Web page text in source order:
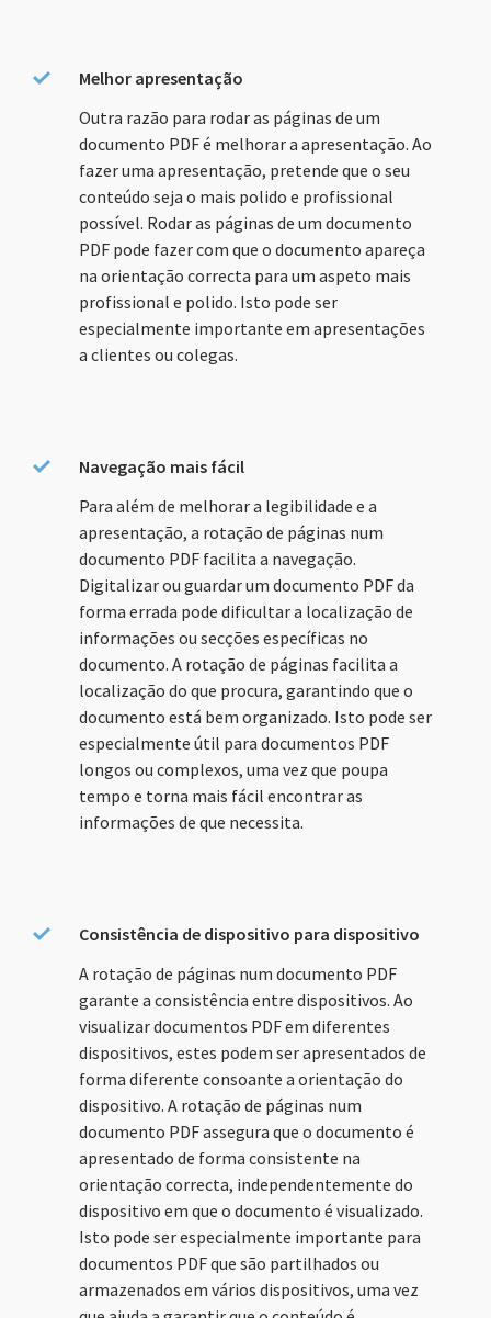
Melhor apresentação
Outra razão para rodar as páginas de um
documento PDF é melhorar a apresentação. Ao
fazer uma apresentação, pretende que o seu
conteúdo seja o mais polido e profissional
possível. Rodar as páginas de um documento
PDF pode fazer com que o documento apareça
na orientação correcta para um aspeto mais
profissional e polido. Isto pode ser
especialmente importante em apresentações
a clientes ou colegas.
Navegação mais fácil
Para além de melhorar a legibilidade e a
apresentação, a rotação de páginas num
documento PDF facilita a navegação.
Digitalizar ou guardar um documento PDF da
forma errada pode dificultar a localização de
informações ou secções específicas no
documento. A rotação de páginas facilita a
localização do que procura, garantindo que o
documento está bem organizado. Isto pode ser
especialmente útil para documentos PDF
longos ou complexos, uma vez que poupa
tempo e torna mais fácil encontrar as
informações de que necessita.
Consistência de dispositivo para dispositivo
A rotação de páginas num documento PDF
garante a consistência entre dispositivos. Ao
visualizar documentos PDF em diferentes
dispositivos, estes podem ser apresentados de
forma diferente consoante a orientação do
dispositivo. A rotação de páginas num
documento PDF assegura que o documento é
apresentado de forma consistente na
orientação correcta, independentemente do
dispositivo em que o documento é visualizado.
Isto pode ser especialmente importante para
documentos PDF que são partilhados ou
armazenados em vários dispositivos, uma vez